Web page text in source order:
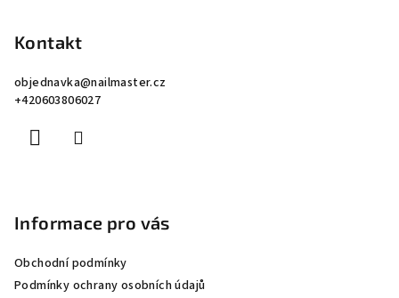
Kontakt
objednavka@nailmaster.cz
+420603806027
Informace pro vás
Obchodní podmínky
Podmínky ochrany osobních údajů